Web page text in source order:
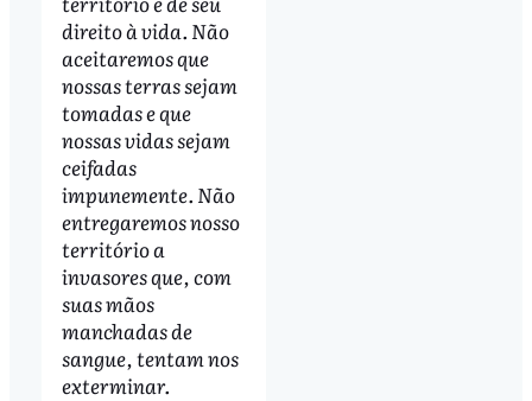
direito à vida. Não
aceitaremos que
nossas terras sejam
tomadas e que
nossas vidas sejam
ceifadas
impunemente. Não
entregaremos nosso
território a
invasores que, com
suas mãos
manchadas de
sangue, tentam nos
exterminar.